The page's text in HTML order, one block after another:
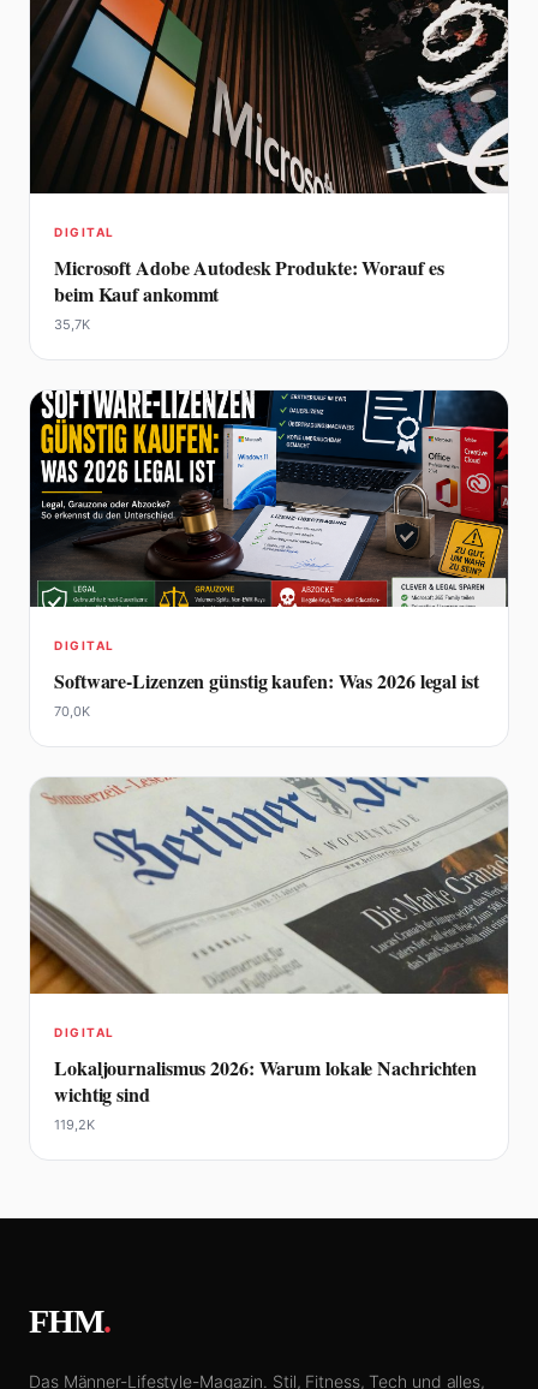
DIGITAL
Microsoft Adobe Autodesk Produkte: Worauf es
beim Kauf ankommt
35,7K
DIGITAL
Software-Lizenzen günstig kaufen: Was 2026 legal ist
70,0K
DIGITAL
Lokaljournalismus 2026: Warum lokale Nachrichten
wichtig sind
119,2K
FHM.
Das Männer-Lifestyle-Magazin. Stil, Fitness, Tech und alles,